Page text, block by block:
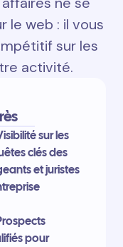
le web : il vous
sur les
activité.
sur les
clés des
et juristes
pour